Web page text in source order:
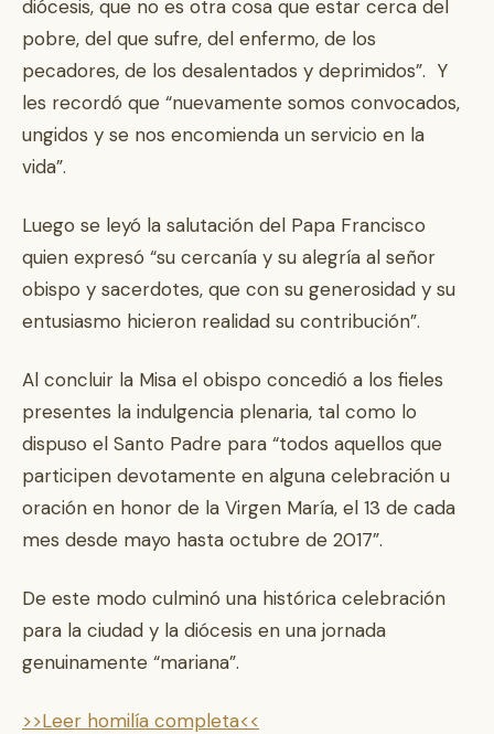
diócesis, que no es otra cosa que estar cerca del
pobre, del que sufre, del enfermo, de los
pecadores, de los desalentados y deprimidos”. Y
les recordó que “nuevamente somos convocados,
ungidos y se nos encomienda un servicio en la
vida”.
Luego se leyó la salutación del Papa Francisco
quien expresó “su cercanía y su alegría al señor
obispo y sacerdotes, que con su generosidad y su
entusiasmo hicieron realidad su contribución”.
Al concluir la Misa el obispo concedió a los fieles
presentes la indulgencia plenaria, tal como lo
dispuso el Santo Padre para “todos aquellos que
participen devotamente en alguna celebración u
oración en honor de la Virgen María, el 13 de cada
mes desde mayo hasta octubre de 2017”.
De este modo culminó una histórica celebración
para la ciudad y la diócesis en una jornada
genuinamente “mariana”.
>>Leer homilía completa<<